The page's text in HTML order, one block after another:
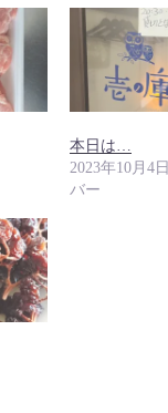
本日は…
2023年10月4日
バー